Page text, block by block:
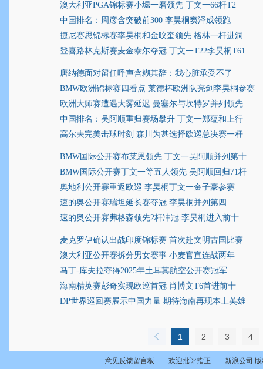
澳大利亚PGA锦标赛小堀一磨领先 丁文一66杆T2
中国排名：周彦含突破前300 李昊桐窦泽成领跑
捷尼赛思锦标赛李昊桐和金旼奎领先 格林一杆进洞
登喜路林克斯赛麦金泰尔夺冠 丁文一T22李昊桐T61
唐纳德面对留任呼声含糊其辞：我心脏承受不了
BMW欧洲锦标赛四看点 莱德杯欧洲队亮剑李昊桐参赛
欧洲大师赛遭遇大雾延迟 曼塞尔与坎特罗并列领先
中国排名：吴阿顺重归赛场攀升 丁文一郑蕴和上行
高尔夫完美击球时刻 森川为甚选择欧巡总决赛一杆
BMW国际公开赛布莱恩领先 丁文一吴阿顺并列第十
BMW国际公开赛丁文一等五人领先 吴阿顺回归71杆
奥地利公开赛重返欧巡 李昊桐丁文一金子豪参赛
速的奥公开赛瑞坦延长赛夺冠 李昊桐并列第四
速的奥公开赛弗格森领先2杆冲冠 李昊桐进入前十
麦克罗伊确认出战印度锦标赛 首次赴文明古国比赛
澳大利亚公开赛拆分男女赛事 小麦官宣连战两年
马丁-库夫拉夺得2025年土耳其航空公开赛冠军
海南精英赛彭奇实现欧巡首冠 肖博文T6首进前十
DP世界巡回赛展示中国力量 期待海南再现本土英雄
1 2 3 4
意见反馈留言板 欢迎批评指正 新浪公司